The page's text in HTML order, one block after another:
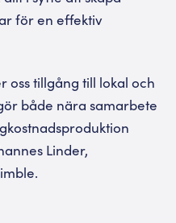
för en effektiv
oss tillgång till lokal och
både nära samarbete
Linder,